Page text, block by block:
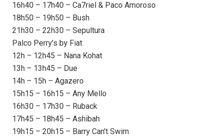
16h40 – 17h40 – Ca7riel & Paco Amoroso
18h50 – 19h50 – Bush
21h30 – 22h30 – Sepultura
Palco Perry’s by Fiat
12h – 12h45 – Nana Kohat
13h – 13h45 – Due
14h – 15h – Agazero
15h15 – 16h15 – Any Mello
16h30 – 17h30 – Ruback
17h45 – 18h45 – Ashibah
19h15 – 20h15 – Barry Can’t Swim